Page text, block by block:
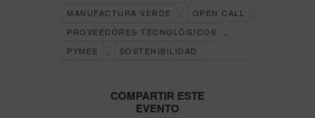
MANUFACTURA VERDE OPEN CALL
PROVEEDORES TECNOLÓGICOS
PYMES SOSTENIBILIDAD
COMPARTIR ESTE
EVENTO